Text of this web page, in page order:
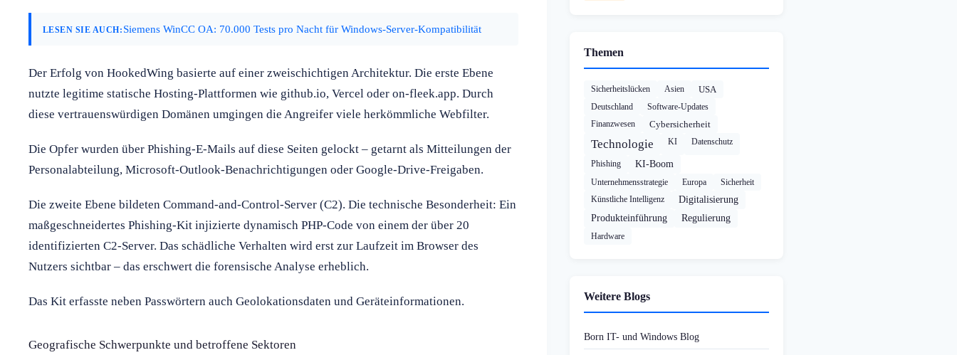
LESEN SIE AUCH: Siemens WinCC OA: 70.000 Tests pro Nacht für Windows-Server-Kompatibilität
Der Erfolg von HookedWing basierte auf einer zweischichtigen Architektur. Die erste Ebene
nutzte legitime statische Hosting-Plattformen wie github.io, Vercel oder on-fleek.app. Durch
diese vertrauenswürdigen Domänen umgingen die Angreifer viele herkömmliche Webfilter.
Die Opfer wurden über Phishing-E-Mails auf diese Seiten gelockt – getarnt als Mitteilungen der
Personalabteilung, Microsoft-Outlook-Benachrichtigungen oder Google-Drive-Freigaben.
Die zweite Ebene bildeten Command-and-Control-Server (C2). Die technische Besonderheit: Ein
maßgeschneidertes Phishing-Kit injizierte dynamisch PHP-Code von einem der über 20
identifizierten C2-Server. Das schädliche Verhalten wird erst zur Laufzeit im Browser des
Nutzers sichtbar – das erschwert die forensische Analyse erheblich.
Das Kit erfasste neben Passwörtern auch Geolokationsdaten und Geräteinformationen.
Geografische Schwerpunkte und betroffene Sektoren
Themen
Sicherheitslücken Asien USA
Deutschland
Software-Updates
Finanzwesen
Cybersicherheit
Technologie KI Datenschutz
Phishing KI-Boom
Unternehmensstrategie Europa
Sicherheit
Künstliche Intelligenz
Digitalisierung
Produkteinführung
Regulierung
Hardware
Weitere Blogs
Born IT- und Windows Blog